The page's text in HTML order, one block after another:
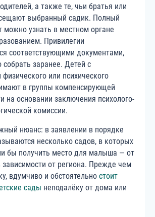
а также те, чьи братья или
выбранный садик. Полный
можно узнать в местном органе
Привилегии
соответствующими документами,
заранее. Детей с
или психического
в группы компенсирующей
на основании заключения психолого-
комиссии.
нюанс: в заявлении в порядке
несколько садов, в которых
бы получить место для малыша — от
зависимости от региона. Прежде чем
вдумчиво и обстоятельно стоит
сады неподалёку от дома или